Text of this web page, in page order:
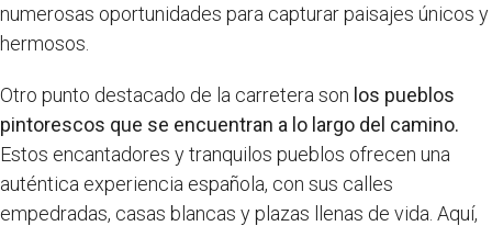
numerosas oportunidades para capturar paisajes únicos y
hermosos.
Otro punto destacado de la carretera son los pueblos
pintorescos que se encuentran a lo largo del camino.
Estos encantadores y tranquilos pueblos ofrecen una
auténtica experiencia española, con sus calles
empedradas, casas blancas y plazas llenas de vida. Aquí,